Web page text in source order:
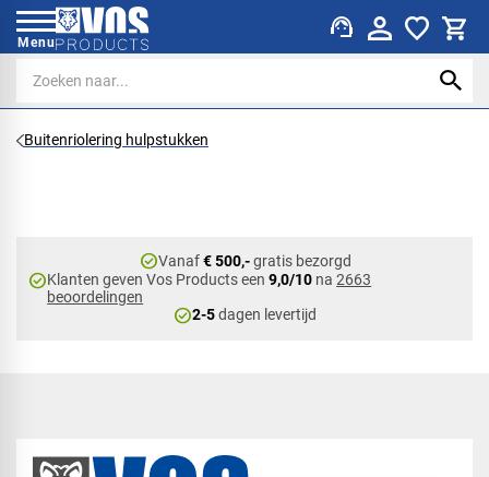
Menu support_agent
Buitenriolering hulpstukken
check_circleVanaf€ 500,-gratis bezorgd
check_circleKlanten geven Vos Products een9,0/10 na2663
beoordelingen
check_circle2-5dagen levertijd